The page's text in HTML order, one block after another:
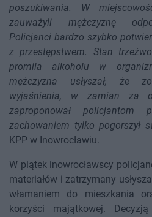
poszukiwania. W
zauważyli mężczyznę
Policjanci bardzo szybko
z przestępstwem. Stan
promila alkoholu w
mężczyzna usłyszał, że
wyjaśnienia, w zamian za
zaproponował
zachowaniem tylko pogorszył
KPP w Inowrocławiu.
W piątek inowrocławscy
materiałów i zatrzymany
włamaniem do mieszkania
korzyści majątkowej.